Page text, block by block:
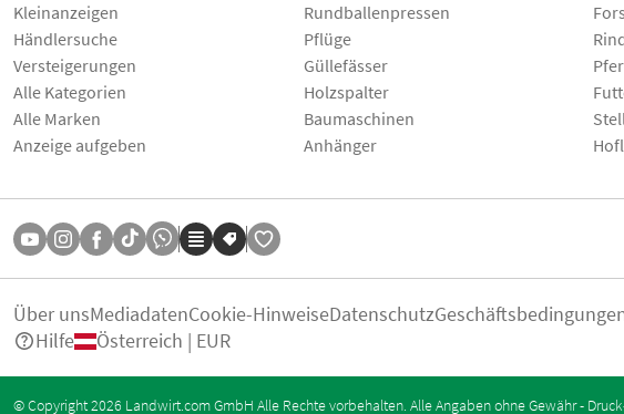
Kleinanzeigen
Händlersuche
Versteigerungen
Alle Kategorien
Alle Marken
Anzeige aufgeben
Rundballenpressen
Pflüge
Güllefässer
Holzspalter
Baumaschinen
Anhänger
Über unsMediadatenCookie-HinweiseDatenschutz
Hilfe
Österreich | EUR
© Copyright 2026 Landwirt.com GmbH Alle Rechte vorbehalten. Alle Angaben ohne Gewähr -